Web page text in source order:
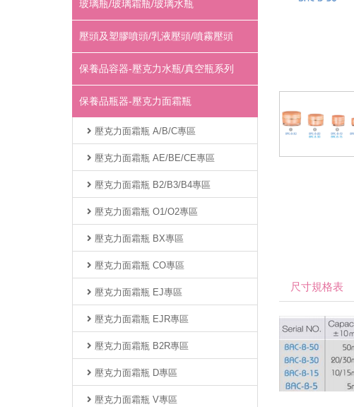
玻璃瓶/玻璃霜瓶/玻璃水瓶
壓頭及塑膠噴頭/乳液壓頭/噴霧壓頭
保養品容器-壓克力水瓶/真空瓶系列
保養品瓶器-壓克力面霜瓶
壓克力面霜瓶 A/B/C專區
壓克力面霜瓶 AE/BE/CE專區
壓克力面霜瓶 B2/B3/B4專區
壓克力面霜瓶 O1/O2專區
壓克力面霜瓶 BX專區
壓克力面霜瓶 CO專區
壓克力面霜瓶 EJ專區
壓克力面霜瓶 EJR專區
壓克力面霜瓶 B2R專區
壓克力面霜瓶 D專區
壓克力面霜瓶 V專區
尺寸規格表